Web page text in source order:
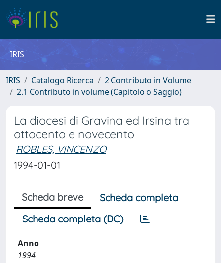
IRIS
IRIS Catalogo Ricerca
2 Contributo in Volume
2.1 Contributo in volume (Capitolo o Saggio)
La diocesi di Gravina ed Irsina tra
ottocento e novecento
ROBLES, VINCENZO
1994-01-01
Scheda breve
Scheda completa
Scheda completa (DC)
Anno
1994